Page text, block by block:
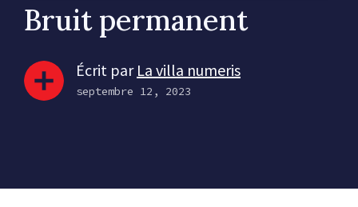
Bruit permanent
Écrit par La villa numeris
septembre 12, 2023